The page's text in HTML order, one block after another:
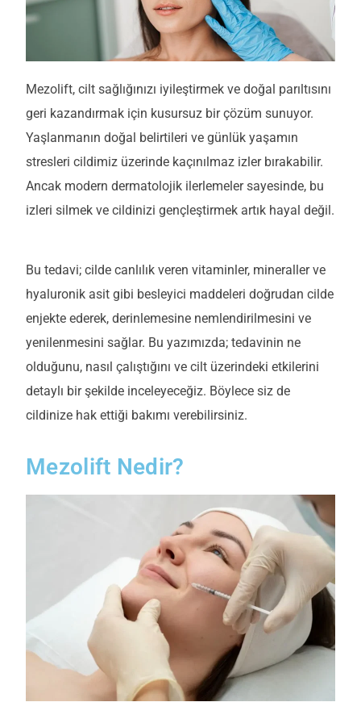
Mezolift, cilt sağlığınızı iyileştirmek ve doğal parıltısını
geri kazandırmak için kusursuz bir çözüm sunuyor.
Yaşlanmanın doğal belirtileri ve günlük yaşamın
stresleri cildimiz üzerinde kaçınılmaz izler bırakabilir.
Ancak modern dermatolojik ilerlemeler sayesinde, bu
izleri silmek ve cildinizi gençleştirmek artık hayal değil.
Bu tedavi; cilde canlılık veren vitaminler, mineraller ve
hyaluronik asit gibi besleyici maddeleri doğrudan cilde
enjekte ederek, derinlemesine nemlendirilmesini ve
yenilenmesini sağlar. Bu yazımızda; tedavinin ne
olduğunu, nasıl çalıştığını ve cilt üzerindeki etkilerini
detaylı bir şekilde inceleyeceğiz. Böylece siz de
cildinize hak ettiği bakımı verebilirsiniz.
Mezolift Nedir?